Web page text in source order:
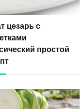
цезарь с
простой